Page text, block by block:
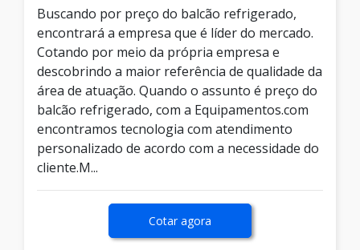
Buscando por preço do balcão refrigerado,
encontrará a empresa que é líder do mercado.
Cotando por meio da própria empresa e
descobrindo a maior referência de qualidade da
área de atuação. Quando o assunto é preço do
balcão refrigerado, com a Equipamentos.com
encontramos tecnologia com atendimento
personalizado de acordo com a necessidade do
cliente.M...
Cotar agora